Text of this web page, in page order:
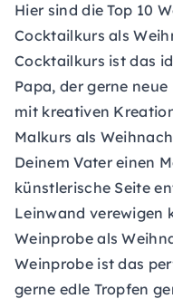
Hier sind die Top 10
Cocktailkurs als
Cocktailkurs ist das
Papa, der gerne
mit kreativen
Malkurs als
Deinem Vater einen
künstlerische Seite
Leinwand verewigen
Weinprobe als
Weinprobe ist das
gerne edle Tropfen